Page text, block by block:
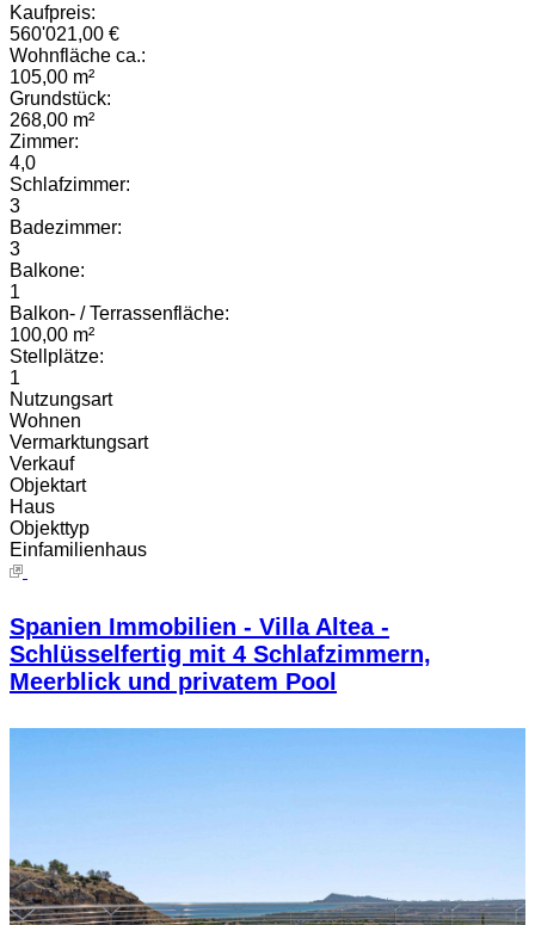
Kaufpreis:
560'021,00 €
Wohnfläche ca.:
105,00 m²
Grundstück:
268,00 m²
Zimmer:
4,0
Schlafzimmer:
3
Badezimmer:
3
Balkone:
1
Balkon- / Terrassenfläche:
100,00 m²
Stellplätze:
1
Nutzungsart
Wohnen
Vermarktungsart
Verkauf
Objektart
Haus
Objekttyp
Einfamilienhaus
Spanien Immobilien - Villa Altea -
Schlüsselfertig mit 4 Schlafzimmern,
Meerblick und privatem Pool